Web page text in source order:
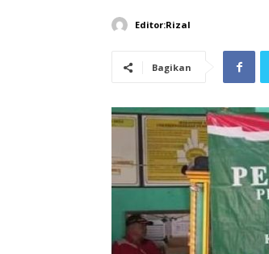
Editor:Rizal
Bagikan